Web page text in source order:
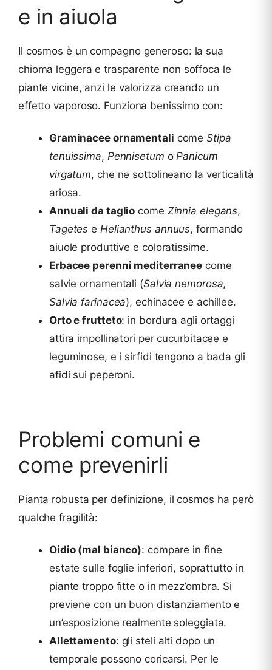
e in aiuola
Il cosmos è un compagno generoso: la sua
chioma leggera e trasparente non soffoca le
piante vicine, anzi le valorizza creando un
effetto vaporoso. Funziona benissimo con:
Graminacee ornamentali comeStipa
tenuissima, Pennisetum o Panicum
virgatum, che ne sottolineano la verticalità
ariosa.
Annuali da taglio come Zinnia elegans,
Tagetes e Helianthus annuus, formando
aiuole produttive e coloratissime.
Erbacee perenni mediterranee come
salvie ornamentali (Salvia nemorosa,
Salvia farinacea), echinacee e achillee.
Orto e frutteto: in bordura agli ortaggi
attira impollinatori per cucurbitacee e
leguminose, e i sirfidi tengono a bada gli
afidi sui peperoni.
Problemi comuni e
come prevenirli
Pianta robusta per definizione, il cosmos ha però
qualche fragilità:
Oidio (mal bianco): compare in fine
estate sulle foglie inferiori, soprattutto in
piante troppo fitte o in mezz’ombra. Si
previene con un buon distanziamento e
un’esposizione realmente soleggiata.
Allettamento: gli steli alti dopo un
temporale possono coricarsi. Per le